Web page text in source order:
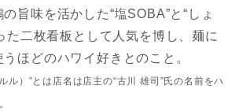
旨味を活かした“塩SOBA”と“しょ
た二枚看板として人気を博し、麺に
ほどのハワイ好きとのこと。
）”とは店名は店主の“古川 雄司”氏の名前をハ